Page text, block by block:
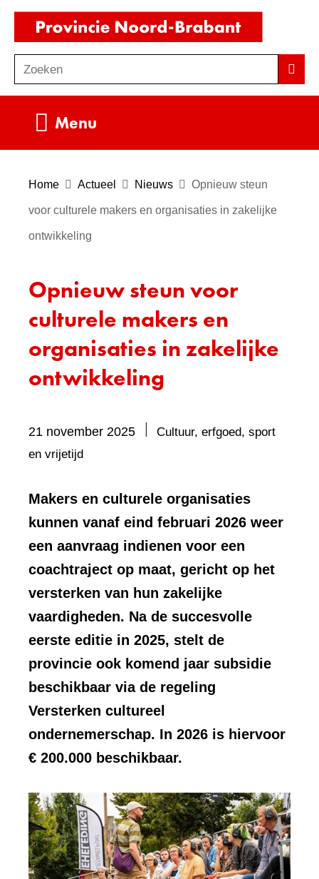
Ga
de
inhoud
o
e
Zoeken
Menu
Home Actueel Nieuws Opnieuw steun
voor culturele makers en organisaties in zakelijke
ontwikkeling
Opnieuw steun voor
culturele makers en
organisaties in zakelijke
ontwikkeling
21 november 2025
Cultuur, erfgoed, sport
en vrijetijdBevat
element:
Foto
Makers en culturele organisaties
kunnen vanaf eind februari 2026 weer
een aanvraag indienen voor een
coachtraject op maat, gericht op het
versterken van hun zakelijke
vaardigheden. Na de succesvolle
eerste editie in 2025, stelt de
provincie ook komend jaar subsidie
beschikbaar via de regeling
Versterken cultureel
ondernemerschap. In 2026 is hiervoor
€ 200.000 beschikbaar.